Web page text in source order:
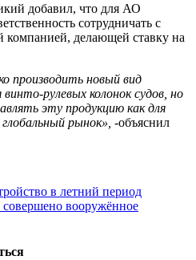
добавил, что для АО
сотрудничать с
компанией, делающей ставку на
производить новый вид
рулевых колонок судов, но
эту продукцию как для
рынок», -объяснил
в летний период
вооружённое